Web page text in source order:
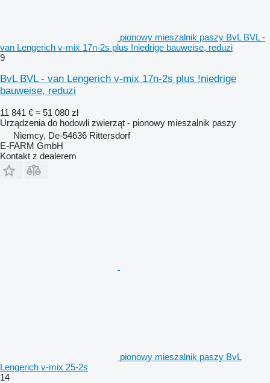
pionowy mieszalnik paszy BvL BVL -
van Lengerich v-mix 17n-2s plus !niedrige bauweise, reduzi
9
BvL BVL - van Lengerich v-mix 17n-2s plus !niedrige
bauweise, reduzi
11 841 € ≈ 51 080 zł
Urządzenia do hodowli zwierząt - pionowy mieszalnik paszy
Niemcy, De-54636 Rittersdorf
E-FARM GmbH
Kontakt z dealerem
pionowy mieszalnik paszy BvL
Lengerich v-mix 25-2s
14